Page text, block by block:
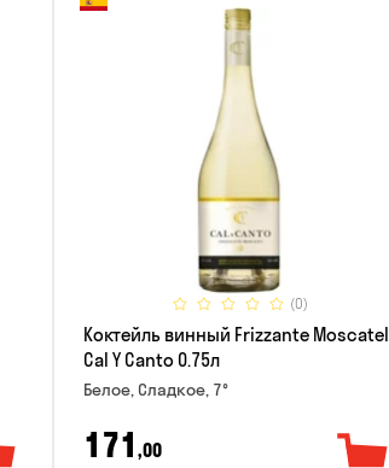
(0)
Коктейль винный Frizzante Moscatel
Cal Y Canto 0.75л
Белое, Сладкое, 7°
171 ,00